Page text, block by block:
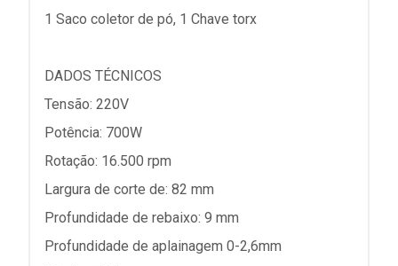
1 Saco coletor de pó, 1 Chave torx
DADOS TÉCNICOS
Tensão: 220V
Potência: 700W
Rotação: 16.500 rpm
Largura de corte de: 82 mm
Profundidade de rebaixo: 9 mm
Profundidade de aplainagem 0-2,6mm